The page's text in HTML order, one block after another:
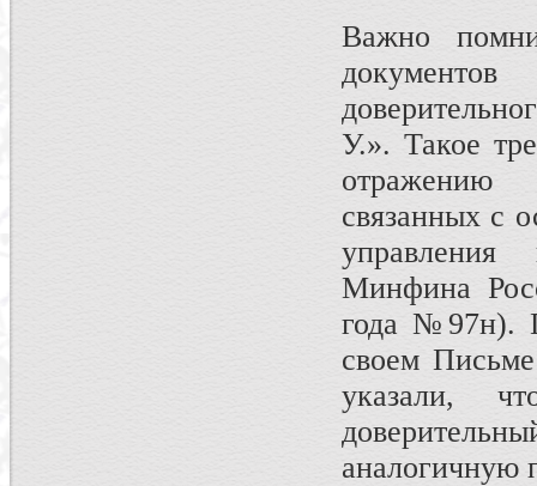
Важно
У.». Такое
отражению
связанных с
Минфина
года №97н).
своем
указали,
аналогичную